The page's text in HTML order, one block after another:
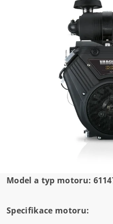
Model a typ motoru:
Specifikace motoru: